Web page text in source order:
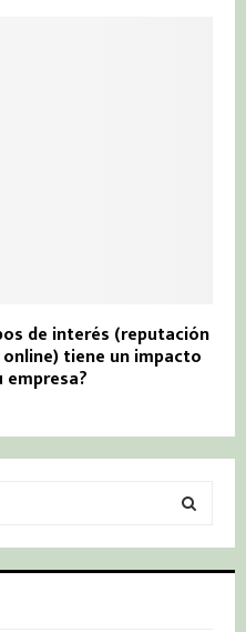
de interés (reputación
tiene un impacto
S